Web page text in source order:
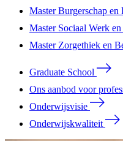
Master Burgerschap
Master Sociaal Werk
Master Zorgethiek en
Graduate School
Ons aanbod voor
Onderwijsvisie
Onderwijskwaliteit